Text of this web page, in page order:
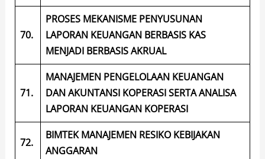
70.
PROSES MEKANISME PENYUSUNAN
LAPORAN KEUANGAN BERBASIS KAS
MENJADI BERBASIS AKRUAL
71.
MANAJEMEN PENGELOLAAN KEUANGAN
DAN AKUNTANSI KOPERASI SERTA ANALISA
LAPORAN KEUANGAN KOPERASI
72.
BIMTEK MANAJEMEN RESIKO KEBIJAKAN
ANGGARAN